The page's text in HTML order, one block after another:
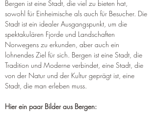
Bergen ist eine Stadt, die viel zu bieten hat,
sowohl für Einheimische als auch für Besucher. Die
Stadt ist ein idealer Ausgangspunkt, um die
spektakulären Fjorde und Landschaften
Norwegens zu erkunden, aber auch ein
lohnendes Ziel für sich. Bergen ist eine Stadt, die
Tradition und Moderne verbindet, eine Stadt, die
von der Natur und der Kultur geprägt ist, eine
Stadt, die man erleben muss.
Hier ein paar Bilder aus Bergen: